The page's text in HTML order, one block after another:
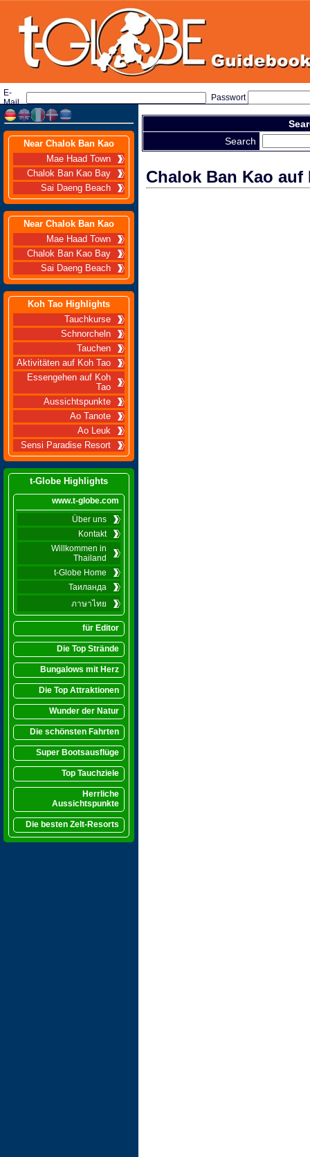
E-
Mail
Passwort
Near Chalok Ban Kao
Mae Haad Town
Chalok Ban Kao Bay
Sai Daeng Beach
Near Chalok Ban Kao
Mae Haad Town
Chalok Ban Kao Bay
Sai Daeng Beach
Koh Tao Highlights
Tauchkurse
Schnorcheln
Tauchen
Aktivitäten auf Koh Tao
Essengehen auf Koh
Tao
Aussichtspunkte
Ao Tanote
Ao Leuk
Sensi Paradise Resort
t-Globe Highlights
www.t-globe.com
Über uns
Kontakt
Willkommen in
Thailand
t-Globe Home
Таиланда
ภาษาไทย
für Editor
Die Top Strände
Bungalows mit Herz
Die Top Attraktionen
Wunder der Natur
Die schönsten Fahrten
Super Bootsausflüge
Top Tauchziele
Herrliche
Aussichtspunkte
Die besten Zelt-Resorts
Search
Chalok Ban Kao auf